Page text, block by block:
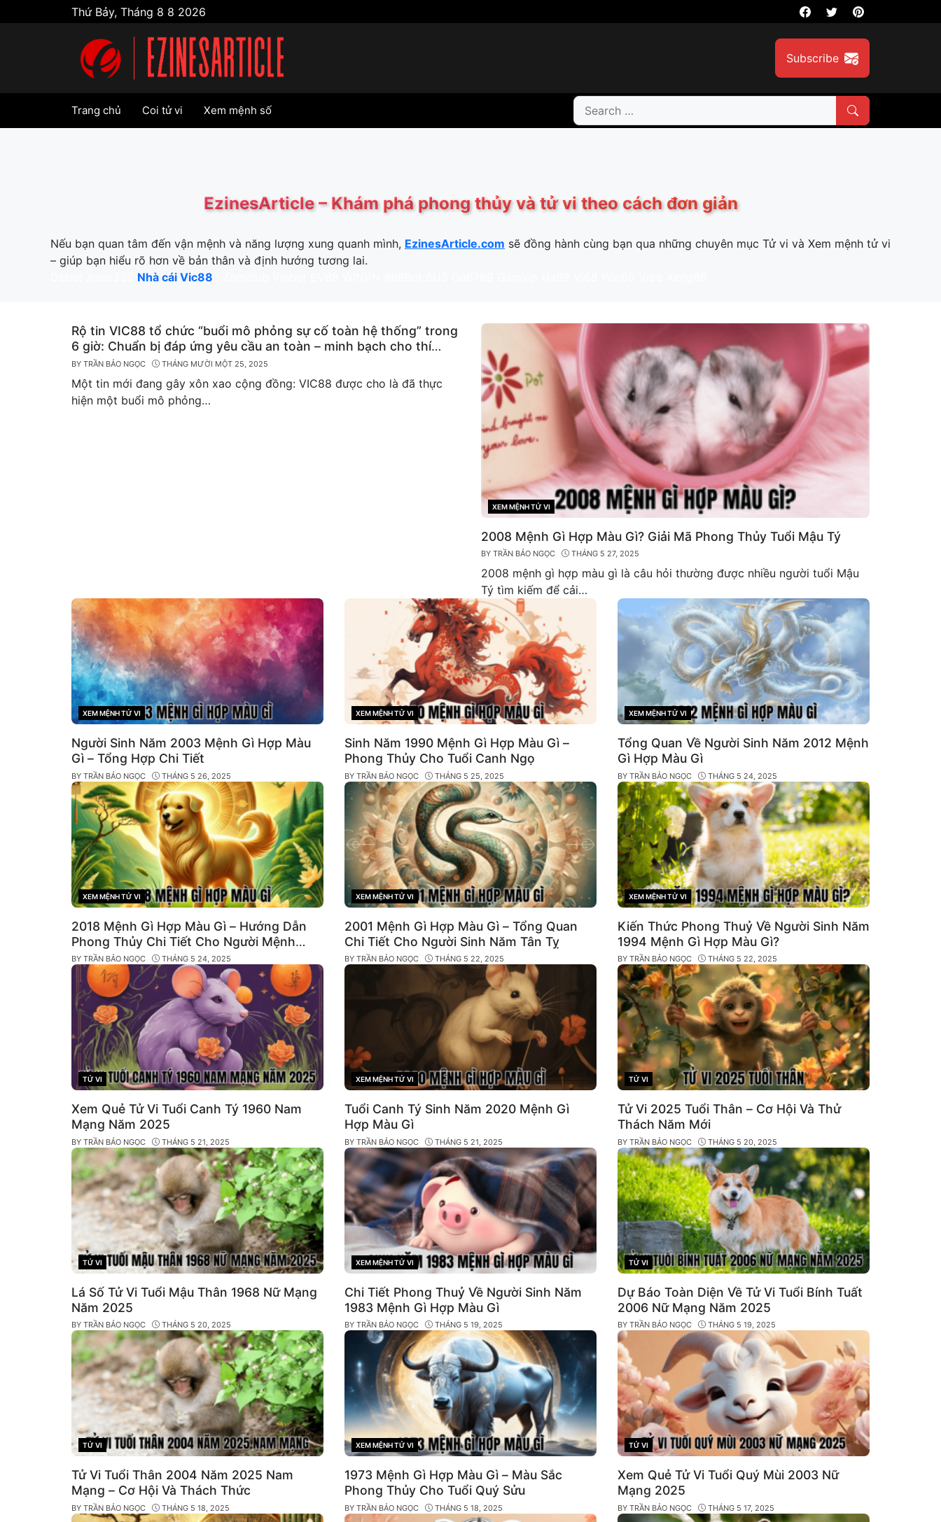
to
Thứ Bảy, Tháng 8 8 2026
Subscribe
Trang chủ Coi tử vi Xem mệnh số
Search
for:
EzinesArticle – Khám phá phong thủy và tử vi theo cách đơn giản
Nếu bạn quan tâm đến vận mệnh và năng lượng xung quanh mình, EzinesArticle.com sẽ đồng hành cùng bạn qua những chuyên mục Tử vi và Xem mệnh tử vi
– giúp bạn hiểu rõ hơn về bản thân và định hướng tương lai.
Nhà cái Vic88
Rộ tin VIC88 tổ chức “buổi mô phỏng sự cố toàn hệ thống” trong
6 giờ: Chuẩn bị đáp ứng yêu cầu an toàn – minh bạch cho thí
điểm cá cược hợp pháp?
BY TRẦN BẢO NGỌC THÁNG MƯỜI MỘT 25, 2025
Một tin mới đang gây xôn xao cộng đồng: VIC88 được cho là đã thực
hiện một buổi mô phỏng…
CATEGORIES
XEM MỆNH TỬ VI
2008 Mệnh Gì Hợp Màu Gì? Giải Mã Phong Thủy Tuổi Mậu Tý
BY TRẦN BẢO NGỌC THÁNG 5 27, 2025
2008 mệnh gì hợp màu gì là câu hỏi thường được nhiều người tuổi Mậu
Tý tìm kiếm để cải…
CATEGORIES
XEM MỆNH TỬ VI
Người Sinh Năm 2003 Mệnh Gì Hợp Màu
Gì – Tổng Hợp Chi Tiết
BY TRẦN BẢO NGỌC THÁNG 5 26, 2025
CATEGORIES
XEM MỆNH TỬ VI
Sinh Năm 1990 Mệnh Gì Hợp Màu Gì –
Phong Thủy Cho Tuổi Canh Ngọ
BY TRẦN BẢO NGỌC THÁNG 5 25, 2025
CATEGORIES
XEM MỆNH TỬ VI
Tổng Quan Về Người Sinh Năm 2012 Mệnh
Gì Hợp Màu Gì
BY TRẦN BẢO NGỌC THÁNG 5 24, 2025
CATEGORIES
XEM MỆNH TỬ VI
2018 Mệnh Gì Hợp Màu Gì – Hướng Dẫn
Phong Thủy Chi Tiết Cho Người Mệnh
Mộc
BY TRẦN BẢO NGỌC THÁNG 5 24, 2025
CATEGORIES
XEM MỆNH TỬ VI
2001 Mệnh Gì Hợp Màu Gì – Tổng Quan
Chi Tiết Cho Người Sinh Năm Tân Tỵ
BY TRẦN BẢO NGỌC THÁNG 5 22, 2025
CATEGORIES
XEM MỆNH TỬ VI
Kiến Thức Phong Thuỷ Về Người Sinh Năm
1994 Mệnh Gì Hợp Màu Gì?
BY TRẦN BẢO NGỌC THÁNG 5 22, 2025
CATEGORIES
TỬ VI
Xem Quẻ Tử Vi Tuổi Canh Tý 1960 Nam
Mạng Năm 2025
BY TRẦN BẢO NGỌC THÁNG 5 21, 2025
CATEGORIES
XEM MỆNH TỬ VI
Tuổi Canh Tý Sinh Năm 2020 Mệnh Gì
Hợp Màu Gì
BY TRẦN BẢO NGỌC THÁNG 5 21, 2025
CATEGORIES
TỬ VI
Tử Vi 2025 Tuổi Thân – Cơ Hội Và Thử
Thách Năm Mới
BY TRẦN BẢO NGỌC THÁNG 5 20, 2025
CATEGORIES
TỬ VI
Lá Số Tử Vi Tuổi Mậu Thân 1968 Nữ Mạng
Năm 2025
BY TRẦN BẢO NGỌC THÁNG 5 20, 2025
CATEGORIES
XEM MỆNH TỬ VI
Chi Tiết Phong Thuỷ Về Người Sinh Năm
1983 Mệnh Gì Hợp Màu Gì
BY TRẦN BẢO NGỌC THÁNG 5 19, 2025
CATEGORIES
TỬ VI
Dự Báo Toàn Diện Về Tử Vi Tuổi Bính Tuất
2006 Nữ Mạng Năm 2025
BY TRẦN BẢO NGỌC THÁNG 5 19, 2025
CATEGORIES
TỬ VI
Tử Vi Tuổi Thân 2004 Năm 2025 Nam
Mạng – Cơ Hội Và Thách Thức
BY TRẦN BẢO NGỌC THÁNG 5 18, 2025
CATEGORIES
XEM MỆNH TỬ VI
1973 Mệnh Gì Hợp Màu Gì – Màu Sắc
Phong Thủy Cho Tuổi Quý Sửu
BY TRẦN BẢO NGỌC THÁNG 5 18, 2025
CATEGORIES
TỬ VI
Xem Quẻ Tử Vi Tuổi Quý Mùi 2003 Nữ
Mạng 2025
BY TRẦN BẢO NGỌC THÁNG 5 17, 2025